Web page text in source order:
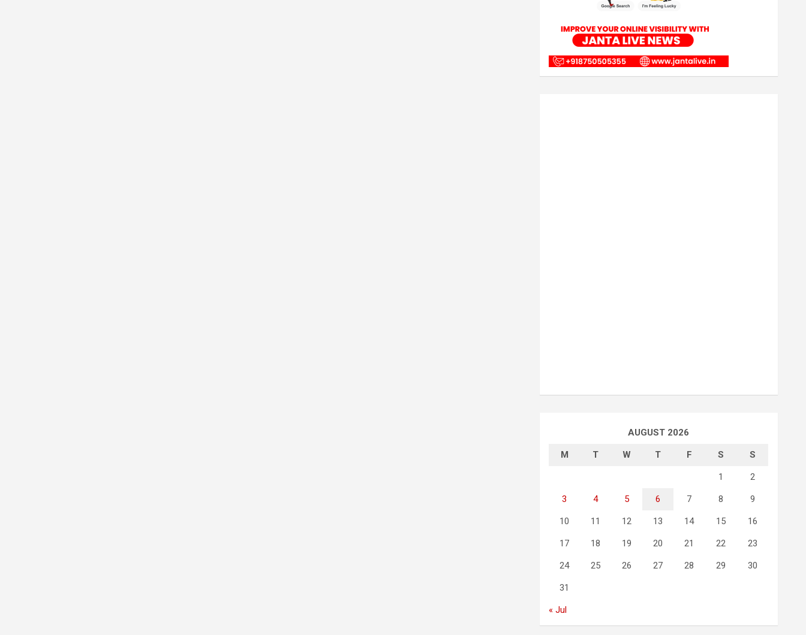
AUGUST 2026
M T W T F S S
1 2
3 4 5 6 7 8 9
10 11 12 13 14 15 16
17 18 19 20 21 22 23
24 25 26 27 28 29 30
31
« Jul